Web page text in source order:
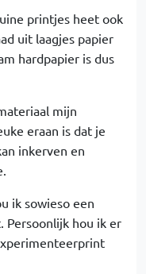
printjes heet ook
uit laagjes papier
hardpapier is dus
mijn
eraan is dat je
inkerven en
ik sowieso een
Persoonlijk hou ik er